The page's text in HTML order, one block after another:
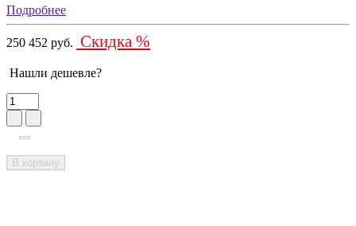
Подробнее
250 452 руб. Скидка %
Нашли дешевле?
В корзину